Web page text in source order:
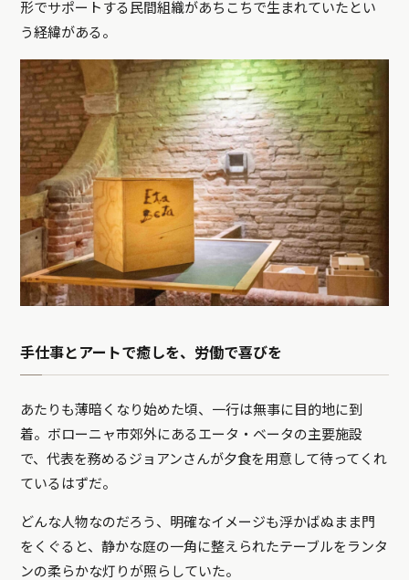
形でサポートする民間組織があちこちで生まれていたとい
う経緯がある。
手仕事とアートで癒しを、労働で喜びを
あたりも薄暗くなり始めた頃、一行は無事に目的地に到
着。ボローニャ市郊外にあるエータ・ベータの主要施設
で、代表を務めるジョアンさんが夕食を用意して待ってくれ
ているはずだ。
どんな人物なのだろう、明確なイメージも浮かばぬまま門
をくぐると、静かな庭の一角に整えられたテーブルをランタ
ンの柔らかな灯りが照らしていた。